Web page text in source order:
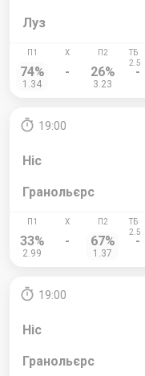
Луз
74%
1.34
- 26%
3.23
-
19:00
Ніс
Гранольєрс
33%
2.99
- 67%
1.37
-
19:00
Ніс
Гранольєрс